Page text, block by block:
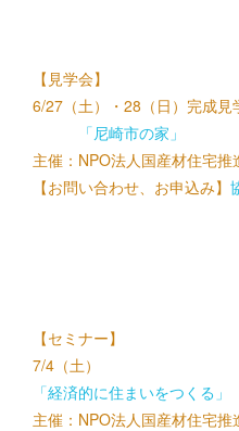
【見学会】
6/27（土）・28（日）完成見
「尼崎市の家」
主催：NPO法人国産材住宅推
【お問い合わせ、お申込み】
【セミナー】
7/4（土）
「経済的に住まいをつくる」
主催：NPO法人国産材住宅推